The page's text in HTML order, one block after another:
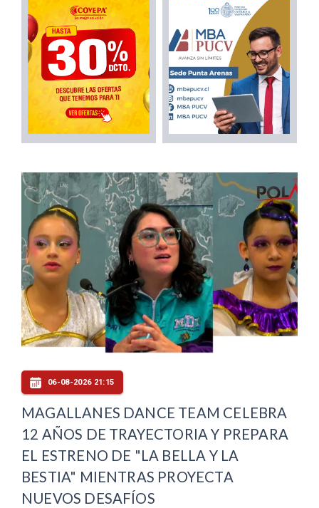
06-08-2026 21:15
MAGALLANES DANCE TEAM CELEBRA
12 AÑOS DE TRAYECTORIA Y PREPARA
EL ESTRENO DE "LA BELLA Y LA
BESTIA" MIENTRAS PROYECTA
NUEVOS DESAFÍOS